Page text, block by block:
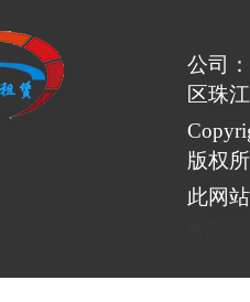
公司
区珠
版权
此网